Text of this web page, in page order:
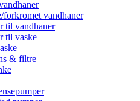
forkromet vandhaner
til vandhaner
til vaske
& filtre